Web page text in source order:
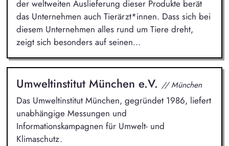
der weltweiten Auslieferung dieser Produkte berät
das Unternehmen auch Tierärzt*innen. Dass sich bei
diesem Unternehmen alles rund um Tiere dreht,
zeigt sich besonders auf seinen...
Umweltinstitut München e.V. // München
Das Umweltinstitut München, gegründet 1986, liefert
unabhängige Messungen und
Informationskampagnen für Umwelt- und
Klimaschutz.